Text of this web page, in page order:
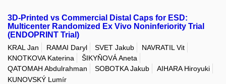
3D-Printed vs Commercial Distal Caps for ESD:
Multicenter Randomized Ex Vivo Noninferiority Trial
(ENDOPRINT Trial)
KRAL Jan RAMAI Daryl SVET Jakub
NAVRATIL Vit
KNOTKOVA Katerina
ŠIKYŇOVÁ Aneta
QATOMAH Abdulrahman
SOBOTKA Jakub
AIHARA Hiroyuki
KUNOVSKÝ Lumír